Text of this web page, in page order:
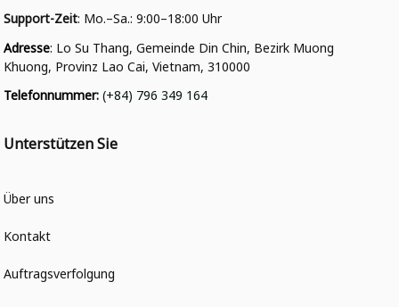
Support-Zeit: Mo.–Sa.: 9:00–18:00 Uhr
Adresse: Lo Su Thang, Gemeinde Din Chin, Bezirk Muong
Khuong, Provinz Lao Cai, Vietnam, 310000
Telefonnummer: (+84) 796 349 164
Unterstützen Sie
Über uns
Kontakt
Auftragsverfolgung